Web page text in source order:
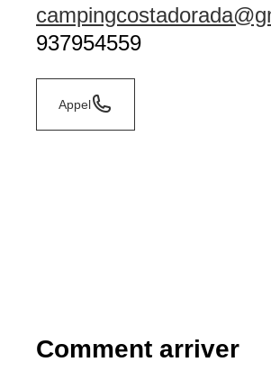
937954559
Appel
Comment arriver